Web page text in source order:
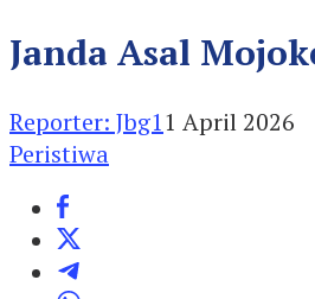
Janda Asal
Reporter: Jbg11 April 2026
Peristiwa